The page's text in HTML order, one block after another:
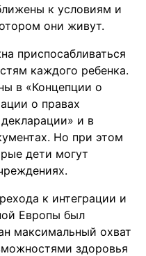
к условиям и
они живут.
приспосабливаться
каждого ребенка.
в «Концепции о
о правах
и в
Но при этом
дети могут
к интеграции и
Европы был
максимальный охват
здоровья